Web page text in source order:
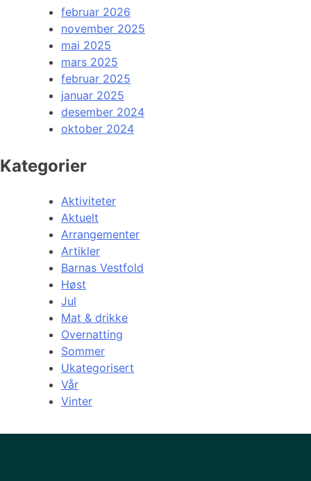
februar 2026
november 2025
mai 2025
mars 2025
februar 2025
januar 2025
desember 2024
oktober 2024
Kategorier
Aktiviteter
Aktuelt
Arrangementer
Artikler
Barnas Vestfold
Høst
Jul
Mat & drikke
Overnatting
Sommer
Ukategorisert
Vår
Vinter